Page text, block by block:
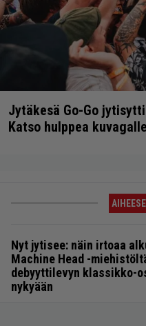
Jytäkesä Go-Go
Katso hulppea
Nyt jytisee: näin irtoaa
Machine Head -
debyyttilevyn klassikko-
nykyään